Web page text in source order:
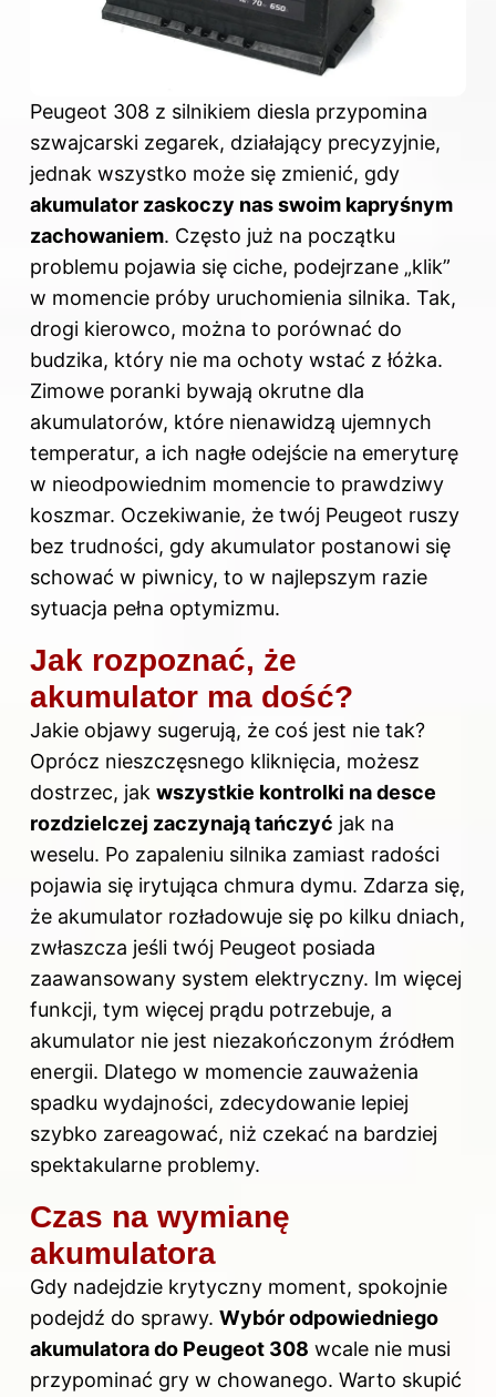
Peugeot 308 z silnikiem diesla przypomina
szwajcarski zegarek, działający precyzyjnie,
jednak wszystko może się zmienić, gdy
akumulator zaskoczy nas swoim kapryśnym
zachowaniem. Często już na początku
problemu pojawia się ciche, podejrzane „klik”
w momencie próby uruchomienia silnika. Tak,
drogi kierowco, można to porównać do
budzika, który nie ma ochoty wstać z łóżka.
Zimowe poranki bywają okrutne dla
akumulatorów, które nienawidzą ujemnych
temperatur, a ich nagłe odejście na emeryturę
w nieodpowiednim momencie to prawdziwy
koszmar. Oczekiwanie, że twój Peugeot ruszy
bez trudności, gdy akumulator postanowi się
schować w piwnicy, to w najlepszym razie
sytuacja pełna optymizmu.
Jak rozpoznać, że
akumulator ma dość?
Jakie objawy sugerują, że coś jest nie tak?
Oprócz nieszczęsnego kliknięcia, możesz
dostrzec, jak wszystkie kontrolki na desce
rozdzielczej zaczynają tańczyć jak na
weselu. Po zapaleniu silnika zamiast radości
pojawia się irytująca chmura dymu. Zdarza się,
że akumulator rozładowuje się po kilku dniach,
zwłaszcza jeśli twój Peugeot posiada
zaawansowany system elektryczny. Im więcej
funkcji, tym więcej prądu potrzebuje, a
akumulator nie jest niezakończonym źródłem
energii. Dlatego w momencie zauważenia
spadku wydajności, zdecydowanie lepiej
szybko zareagować, niż czekać na bardziej
spektakularne problemy.
Czas na wymianę
akumulatora
Gdy nadejdzie krytyczny moment, spokojnie
podejdź do sprawy. Wybór odpowiedniego
akumulatora do Peugeot 308 wcale nie musi
przypominać gry w chowanego. Warto skupić